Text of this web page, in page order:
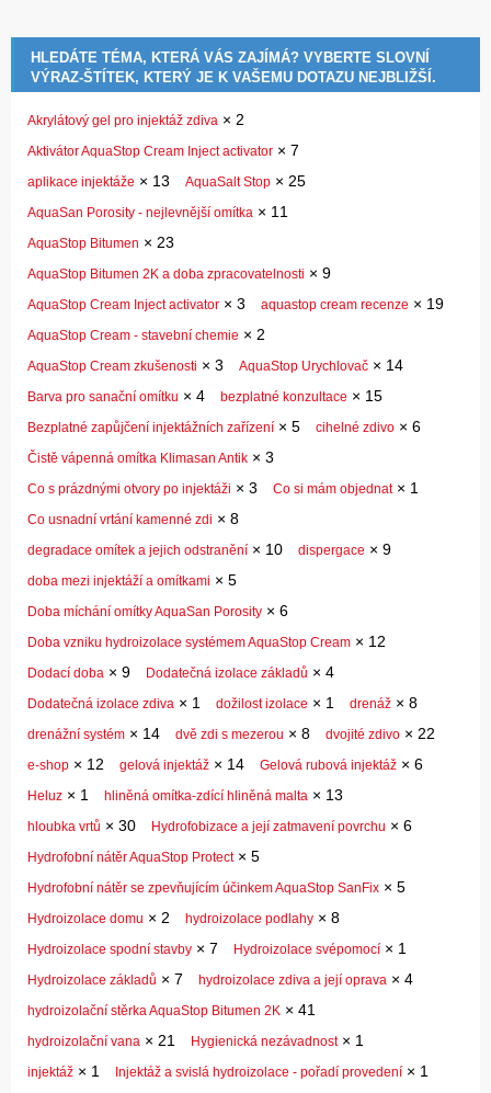
HLEDÁTE TÉMA, KTERÁ VÁS ZAJÍMÁ? VYBERTE SLOVNÍ
VÝRAZ-ŠTÍTEK, KTERÝ JE K VAŠEMU DOTAZU NEJBLIŽŠÍ.
Akrylátový gel pro injektáž zdiva × 2
Aktivátor AquaStop Cream Inject activator × 7
aplikace injektáže × 13 AquaSalt Stop × 25
AquaSan Porosity - nejlevnější omítka × 11
AquaStop Bitumen × 23
AquaStop Bitumen 2K a doba zpracovatelnosti × 9
AquaStop Cream Inject activator × 3 aquastop cream recenze × 19
AquaStop Cream - stavební chemie × 2
AquaStop Cream zkušenosti × 3 AquaStop Urychlovač × 14
Barva pro sanační omítku × 4 bezplatné konzultace × 15
Bezplatné zapůjčení injektážních zařízení × 5 cihelné zdivo × 6
Čistě vápenná omítka Klimasan Antik × 3
Co s prázdnými otvory po injektáži × 3 Co si mám objednat× 1
Co usnadní vrtání kamenné zdi × 8
degradace omítek a jejich odstranění × 10 dispergace × 9
doba mezi injektáží a omítkami × 5
Doba míchání omítky AquaSan Porosity × 6
Doba vzniku hydroizolace systémem AquaStop Cream × 12
Dodací doba × 9 Dodatečná izolace základů × 4
Dodatečná izolace zdiva × 1 dožilost izolace × 1 drenáž × 8
drenážní systém × 14 dvě zdi s mezerou × 8 dvojité zdivo × 22
e-shop × 12 gelová injektáž × 14 Gelová rubová injektáž × 6
Heluz × 1 hliněná omítka-zdící hliněná malta × 13
hloubka vrtů × 30 Hydrofobizace a její zatmavení povrchu × 6
Hydrofobní nátěr AquaStop Protect× 5
Hydrofobní nátěr se zpevňujícím účinkem AquaStop SanFix × 5
Hydroizolace domu × 2 hydroizolace podlahy × 8
Hydroizolace spodní stavby × 7 Hydroizolace svépomocí × 1
Hydroizolace základů × 7 hydroizolace zdiva a její oprava × 4
hydroizolační stěrka AquaStop Bitumen 2K × 41
hydroizolační vana × 21 Hygienická nezávadnost× 1
injektáž × 1 Injektáž a svislá hydroizolace - pořadí provedení × 1